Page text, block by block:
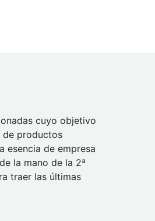
cuyo objetivo
de productos
esencia de empresa
la mano de la 2ª
traer las últimas